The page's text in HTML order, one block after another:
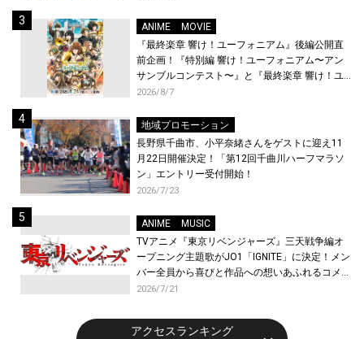
ANIME
MOVIE
『最終楽章 響け！ユーフォニアム』後編公開直
前企画！『特別編 響け！ユーフォニアム〜アン
サンブルコンテスト〜』と『最終楽章 響け！ユ
ーフォニアム』前編の一挙上映が決定！
2026/8/7
地域プロモーション
長野県千曲市、小平奈緒さんをゲストに迎え11
月22日開催決定！「第12回千曲川ハーフマラソ
ン」エントリー受付開始！
2026/7/23
ANIME
MUSIC
TVアニメ『東京リベンジャーズ』三天戦争編オ
ープニング主題歌がJO1「IGNITE」に決定！メン
バー全員から喜びと作品への想いあふれるコメン
トが到着！9月に東京・大阪で先行上映会を開
2026/7/21
アクセスランキング